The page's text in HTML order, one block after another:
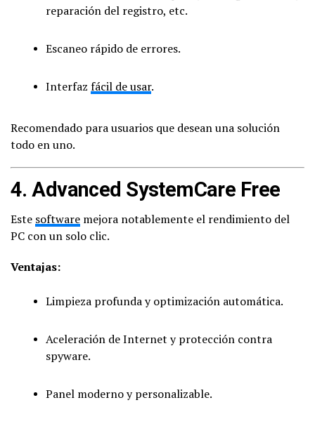
reparación del registro, etc.
Escaneo rápido de errores.
Interfaz fácil de usar.
Recomendado para usuarios que desean una solución
todo en uno.
4. Advanced SystemCare Free
Este software mejora notablemente el rendimiento del
PC con un solo clic.
Ventajas:
Limpieza profunda y optimización automática.
Aceleración de Internet y protección contra
spyware.
Panel moderno y personalizable.